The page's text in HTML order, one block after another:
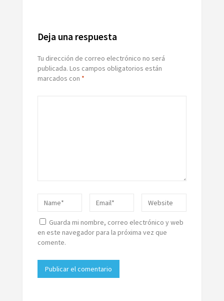
Deja una respuesta
Tu dirección de correo electrónico no será
publicada. Los campos obligatorios están
marcados con *
Guarda mi nombre, correo electrónico y web
en este navegador para la próxima vez que
comente.